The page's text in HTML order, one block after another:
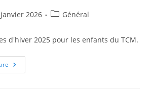
2026
PostGénéral
d'hiver 2025 pour les enfants du TCM.
STAGES
ENFANTS